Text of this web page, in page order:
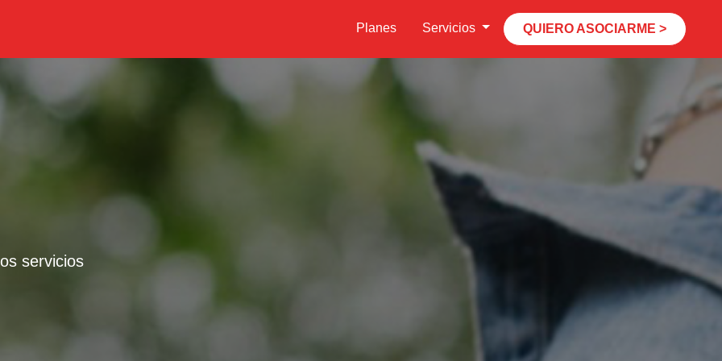
Planes Servicios QUIERO ASOCIARME >
servicios
usuarios de productos FAVACARD, que
desde la finalización de la
del sistema, antecedentes y
uno de los contratos suscriptos entre
nombre, apellido y número de documento
de la documentación, se